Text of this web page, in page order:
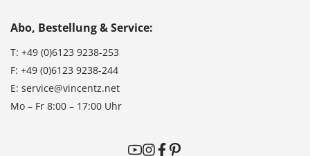
Abo, Bestellung & Service:
T: +49 (0)6123 9238-253
F: +49 (0)6123 9238-244
E: service@vincentz.net
Mo – Fr 8:00 – 17:00 Uhr